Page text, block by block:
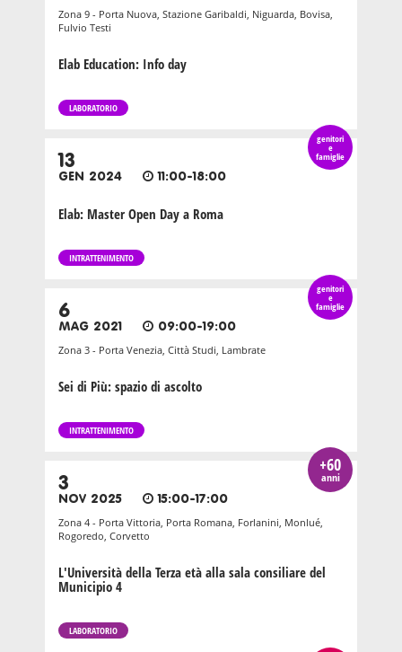
Zona 9 - Porta Nuova, Stazione Garibaldi, Niguarda, Bovisa,
Fulvio Testi
Elab Education: Info day
LABORATORIO
genitori
e
famiglie
13
GEN 2024 11:00-18:00
Elab: Master Open Day a Roma
INTRATTENIMENTO
genitori
e
famiglie
6
MAG 2021 09:00-19:00
Zona 3 - Porta Venezia, Città Studi, Lambrate
Sei di Più: spazio di ascolto
INTRATTENIMENTO
+60
anni
3
NOV 2025 15:00-17:00
Zona 4 - Porta Vittoria, Porta Romana, Forlanini, Monlué,
Rogoredo, Corvetto
L'Università della Terza età alla sala consiliare del
Municipio 4
LABORATORIO